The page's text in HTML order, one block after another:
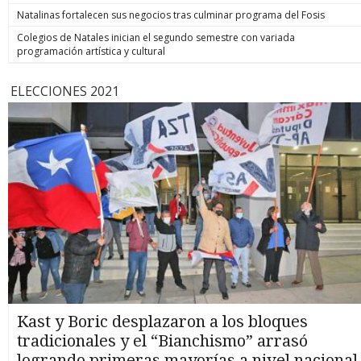
Natalinas fortalecen sus negocios tras culminar programa del Fosis
Colegios de Natales inician el segundo semestre con variada
programación artística y cultural
ELECCIONES 2021
Kast y Boric desplazaron a los bloques
tradicionales y el “Bianchismo” arrasó